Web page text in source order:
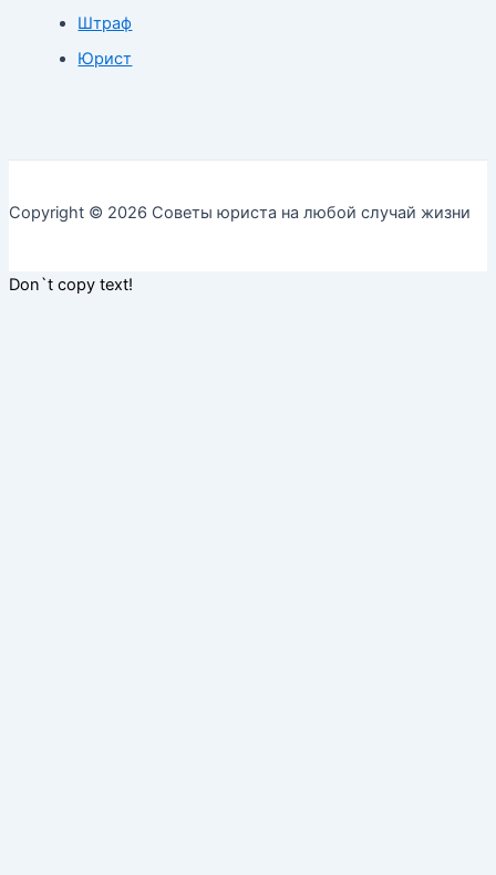
Штраф
Юрист
Copyright © 2026 Советы юриста на любой случай жизни
Don`t copy text!